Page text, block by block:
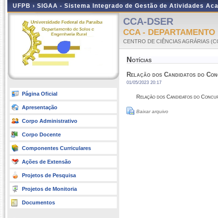
UFPB › SIGAA - Sistema Integrado de Gestão de Atividades
Página Oficial
Apresentação
Corpo Administrativo
Corpo Docente
Componentes Curriculares
Ações de Extensão
Projetos de Pesquisa
Projetos de Monitoria
Documentos
CCA-DSER
CCA -
CENTRO DE CIÊNCIAS AGRÁRIAS
Notícias
Relação dos Candidatos do
01/05/2023 20:17
Relação dos Candidatos do
Baixar arquivo